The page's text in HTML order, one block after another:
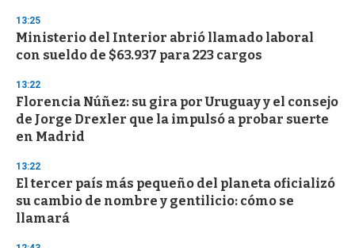
13:25
Ministerio del Interior abrió llamado laboral
con sueldo de $63.937 para 223 cargos
13:22
Florencia Núñez: su gira por Uruguay y el consejo
de Jorge Drexler que la impulsó a probar suerte
en Madrid
13:22
El tercer país más pequeño del planeta oficializó
su cambio de nombre y gentilicio: cómo se
llamará